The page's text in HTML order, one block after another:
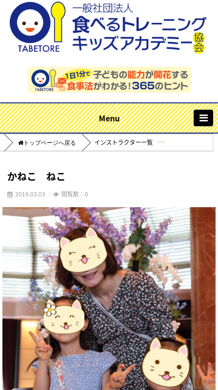
インストラクター一覧
かねこ ねこ
2019.03.03 閲覧数：0